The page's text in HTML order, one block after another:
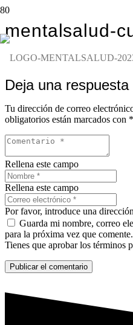
mentalsalud-
Deja una respuesta
Tu dirección de correo
obligatorios están marcados con *
Rellena este campo
Rellena este campo
Por favor, introduce una
Guarda mi nombre, correo
para la próxima vez que comente.
Tienes que aprobar los términos
Publicar el comentario